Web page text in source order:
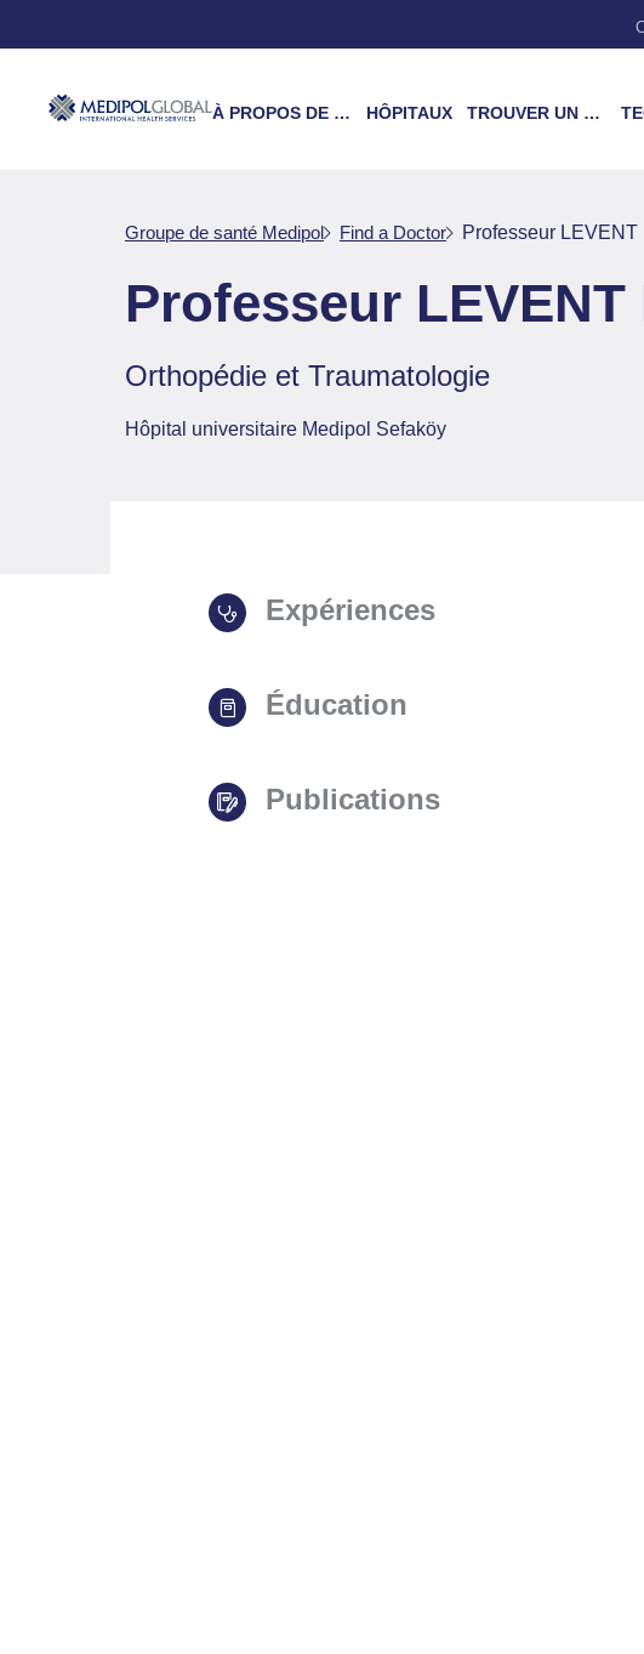
À PROPOS DE NOUS HÔPITAUX TROUVER UN MÉDECIN
Groupe de santé Medipol Find a Doctor Professeur LEVENT
Professeur LEVENT
Orthopédie et Traumatologie
Hôpital universitaire Medipol Sefaköy
Expériences
Éducation
Publications